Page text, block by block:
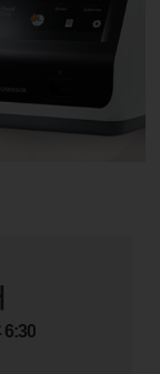
6:30